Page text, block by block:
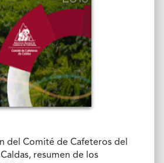
del Comité de Cafeteros del
resumen de los